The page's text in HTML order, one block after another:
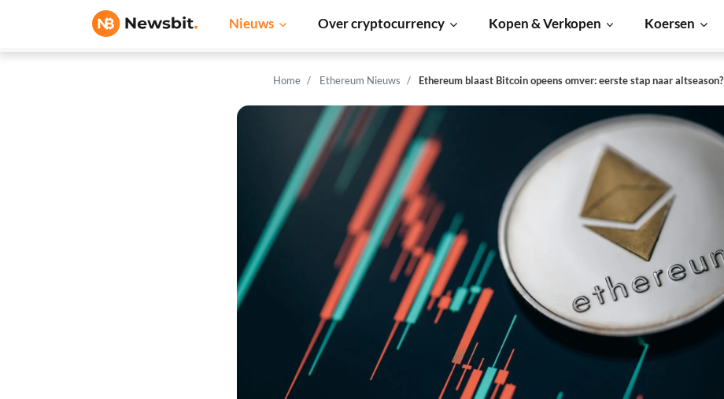
Nieuws Over cryptocurrency Kopen & Verkopen Koersen
Home Ethereum Nieuws Ethereum blaast Bitcoin opeens omver: eerste stap naar altseason?